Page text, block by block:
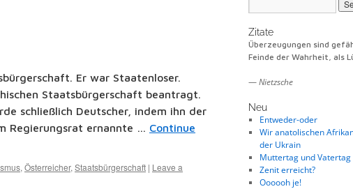
Er war Staatenloser.
Staatsbürgerschaft beantragt.
schließlich Deutscher, indem ihn der
Regierungsrat ernannte … Continue
, Österreicher, Staatsbürgerschaft | Leave a
Zitate
Überzeugungen sind
Feinde der Wahrheit, als
—Nietzsche
Neu
Entweder-oder
Wir anatolischen
der Ukrain
Muttertag und Vatertag
Zenit erreicht?
Oooooh je!